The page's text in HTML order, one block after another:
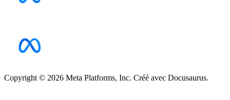
Copyright © 2026 Meta Platforms, Inc. Créé avec Docusaurus.